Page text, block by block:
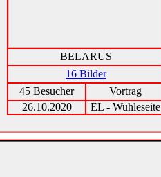
BELARUS
16 Bilder
45 Besucher
Vortrag
26.10.2020
EL - Wuhleseite